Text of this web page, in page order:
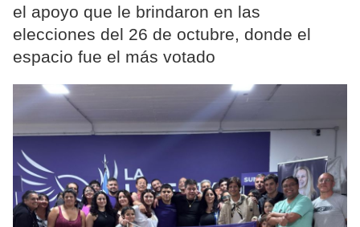
el apoyo que le brindaron en las
elecciones del 26 de octubre, donde el
espacio fue el más votado